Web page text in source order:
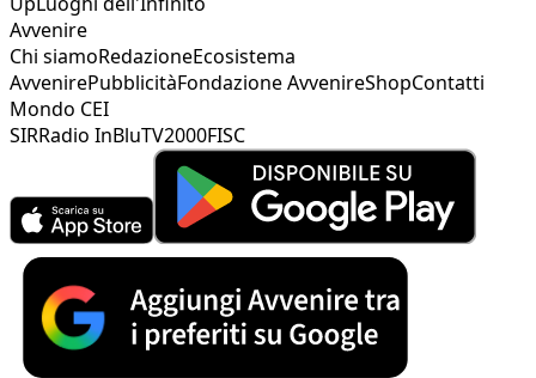
Avvenire
Chi siamoRedazioneEcosistema
AvvenirePubblicitàFondazione AvvenireShopContatti
Mondo CEI
SIRRadio InBluTV2000FISC